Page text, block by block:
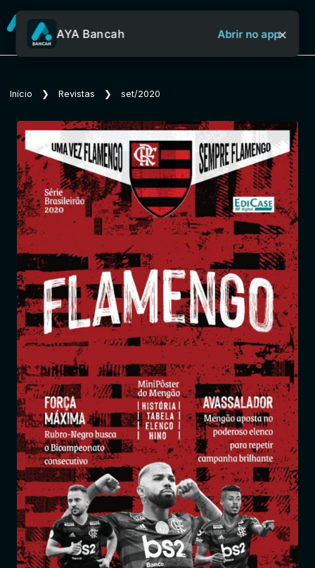
Sobre o Aya Bancah
Início
Revistas
Jornais
Notícias
AYA Bancah Abrir no app×
Início ❯ Revistas ❯ set/2020